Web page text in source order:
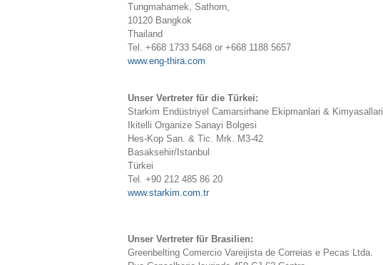
Tungmahamek, Sathorn,
10120 Bangkok
Thailand
Tel. +668 1733 5468 or +668 1188 5657
www.eng-thira.com
Unser Vertreter für die Türkei:
Starkim Endüstriyel Camarsirhane Ekipmanlari & Kimyasallari
Ikitelli Organize Sanayi Bolgesi
Hes-Kop San. & Tic. Mrk. M3-42
Basaksehir/Istanbul
Türkei
Tel. +90 212 485 86 20
www.starkim.com.tr
Unser Vertreter für Brasilien:
Greenbelting Comercio Vareijista de Correias e Pecas Ltda.